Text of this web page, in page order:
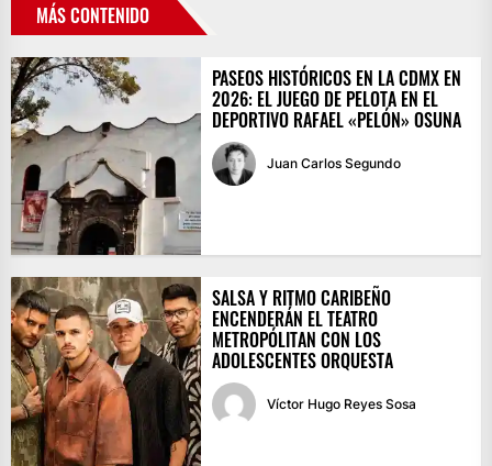
MÁS CONTENIDO
PASEOS HISTÓRICOS EN LA CDMX EN
2026: EL JUEGO DE PELOTA EN EL
DEPORTIVO RAFAEL «PELÓN» OSUNA
Juan Carlos Segundo
SALSA Y RITMO CARIBEÑO
ENCENDERÁN EL TEATRO
METROPÓLITAN CON LOS
ADOLESCENTES ORQUESTA
Víctor Hugo Reyes Sosa